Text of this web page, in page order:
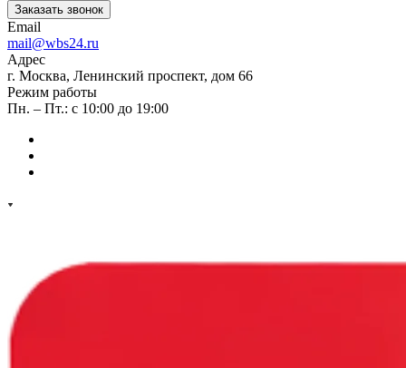
Заказать звонок
Email
mail@wbs24.ru
Адрес
г. Москва, Ленинский проспект, дом 66
Режим работы
Пн. – Пт.: с 10:00 до 19:00